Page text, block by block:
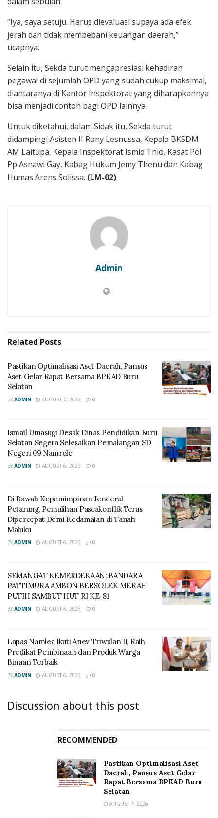
“Iya, saya setuju. Harus dievaluasi supaya ada efek
jerah dan tidak membebani keuangan daerah,”
ucapnya.
Selain itu, Sekda turut mengapresiasi kehadiran
pegawai di sejumlah OPD yang sudah cukup maksimal,
diantaranya di Kantor Inspektorat yang diharapkannya
bisa menjadi contoh bagi OPD lainnya.
Untuk diketahui, dalam Sidak itu, Sekda turut
didampingi Asisten II Rony Lesnussa, Kepala BKSDM
AM Laitupa, Kepala Inspektorat Ismid Thio, Kasat Pol
Pp Asnawi Gay, Kabag Hukum Jemy Thenu dan Kabag
Humas Arens Solissa. (LM-02)
Admin
Related Posts
Pastikan Optimalisasi Aset Daerah, Pansus
Aset Gelar Rapat Bersama BPKAD Buru
Selatan
BY ADMIN AUGUST 7, 2026 0
Ismail Umasugi Desak Dinas Pendidikan Buru
Selatan Segera Selesaikan Pemalangan SD
Negeri 09 Namrole
BY ADMIN AUGUST 6, 2026 0
Di Bawah Kepemimpinan Jenderal
Petarung, Pemulihan Pascakonflik Terus
Dipercepat Demi Kedamaian di Tanah
Maluku
BY ADMIN AUGUST 6, 2026 0
SEMANGAT KEMERDEKAAN: BANDARA
PATTIMURA AMBON BERSOLEK MERAH
PUTIH SAMBUT HUT RI KE-81
BY ADMIN AUGUST 6, 2026 0
Lapas Namlea Ikuti Anev Triwulan II, Raih
Predikat Pembinaan dan Produk Warga
Binaan Terbaik
BY ADMIN AUGUST 6, 2026 0
Discussion about this post
RECOMMENDED
Pastikan Optimalisasi Aset
Daerah, Pansus Aset Gelar
Rapat Bersama BPKAD Buru
Selatan
AUGUST 7, 2026